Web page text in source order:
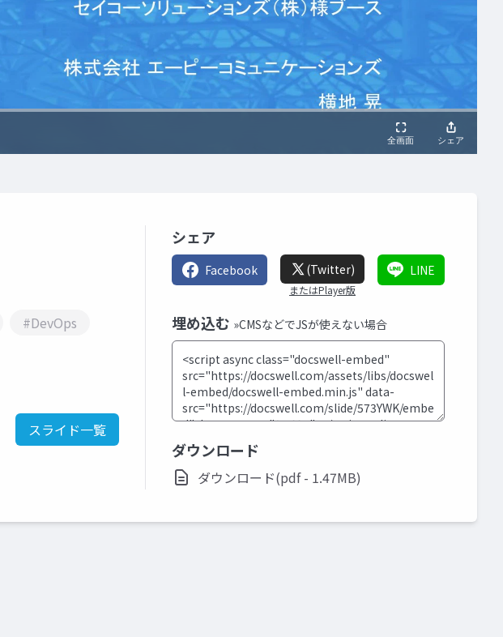
#DevOps
スライド一覧
シェア
Facebook (Twitter)
またはPlayer版
LINE
埋め込む »CMSなどでJSが使えない場合
ダウンロード
ダウンロード(pdf - 1.47MB)